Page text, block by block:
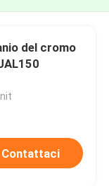
del cromo
Contattaci